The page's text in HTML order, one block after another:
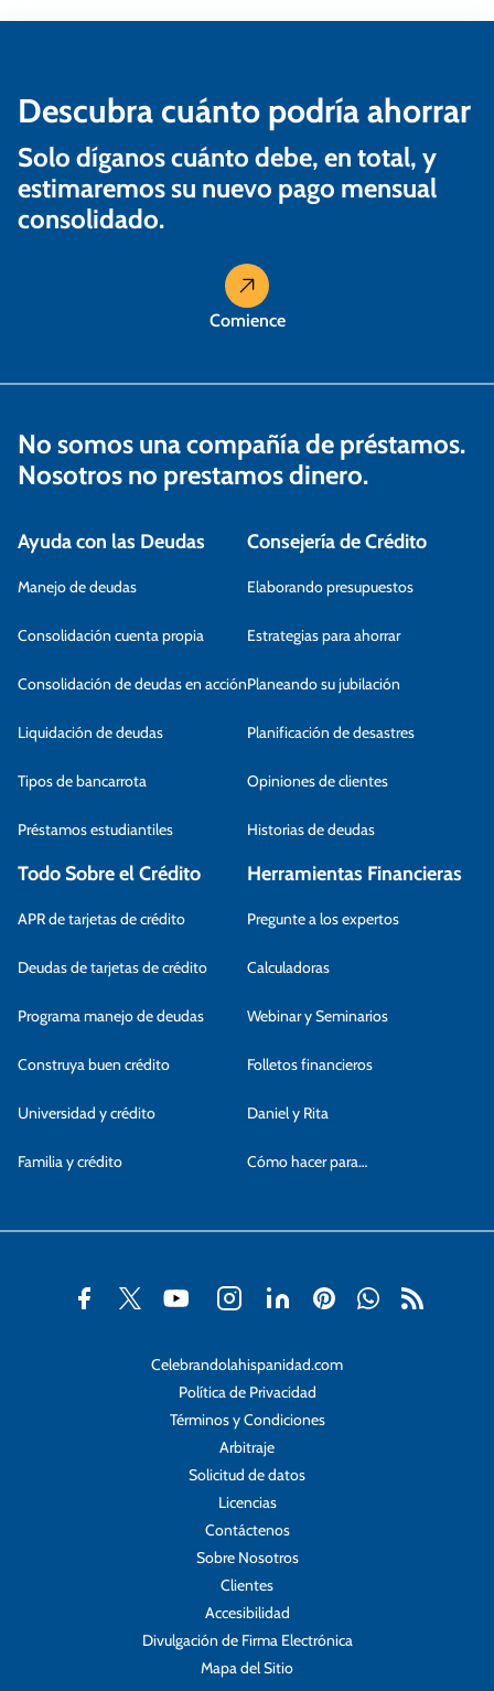
r
a
d
a
Descubra cuánto podría ahorrar
Solo díganos cuánto debe, en total, y
estimaremos su nuevo pago mensual
consolidado.
Comience
No somos una compañía de préstamos.
Nosotros no prestamos dinero.
Ayuda con las Deudas
Manejo de deudas
Consolidación cuenta propia
Consolidación de deudas en acción
Liquidación de deudas
Tipos de bancarrota
Préstamos estudiantiles
Consejería de Crédito
Elaborando presupuestos
Estrategias para ahorrar
Planeando su jubilación
Planificación de desastres
Opiniones de clientes
Historias de deudas
Todo Sobre el Crédito
APR de tarjetas de crédito
Deudas de tarjetas de crédito
Programa manejo de deudas
Construya buen crédito
Universidad y crédito
Familia y crédito
Herramientas Financieras
Pregunte a los expertos
Calculadoras
Webinar y Seminarios
Folletos financieros
Daniel y Rita
Cómo hacer para…
Celebrandolahispanidad.com
Política de Privacidad
Términos y Condiciones
Arbitraje
Solicitud de datos
Licencias
Contáctenos
Sobre Nosotros
Clientes
Accesibilidad
Divulgación de Firma Electrónica
Mapa del Sitio